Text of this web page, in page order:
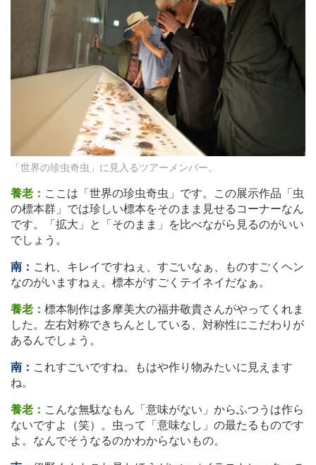
「世界の珍虫奇虫」に見入るツアーメンバー。
養老： ここは「世界の珍虫奇虫」です。この展示作品「虫
の標本群」では珍しい標本をそのまま見せるコーナーなん
です。「拡大」と「そのまま」を比べながら見るのがいい
でしょう。
南： これ、キレイですねぇ、すごいなぁ、ものすごくヘン
なのがいますねぇ。標本がすごくテイネイだなぁ。
養老： 標本制作は多摩美大の福井敬貴さんがやってくれま
した。左右対称できちんとしている、対称性にこだわりが
あるんでしょう。
南： これすごいですね。もはや作り物みたいに見えます
ね。
養老： こんな無駄なもん「意味がない」からふつうは作ら
ないですよ（笑）。虫って「意味なし」の最たるものです
よ。なんでそうなるのかわからないもの。